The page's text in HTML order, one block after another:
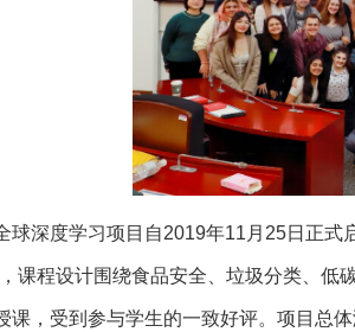
球深度学习项目自2019年11月25日正式
课程设计围绕食品安全、垃圾分类、
课，受到参与学生的一致好评。项目总